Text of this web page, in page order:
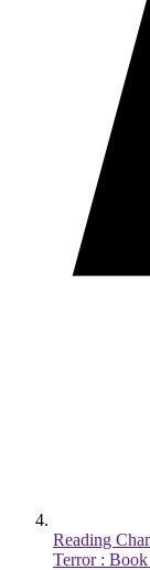
Reading
Terror :